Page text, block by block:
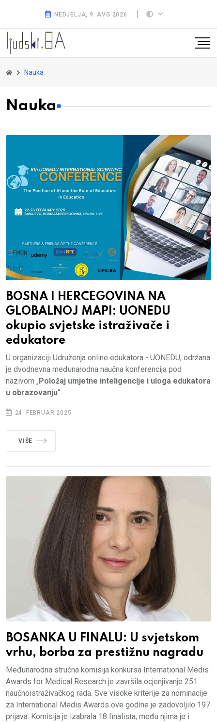
NEDJELJA, 9. AVG 2026.
Nauka
Nauka
BOSNA I HERCEGOVINA NA
GLOBALNOJ MAPI: UONEDU
okupio svjetske istraživače i
edukatore
U organizaciji Udruženja online edukatora - UONEDU, održana
je dvodnevna međunarodna naučna konferencija pod
nazivom „ Položaj umjetne inteligencije i uloga edukatora
u obrazovanju“.
24. FEBRUAR 2025.
VIŠE
BOSANKA U FINALU: U svjetskom
vrhu, borba za prestižnu nagradu
Međunarodna stručna komisija konkursa International Medis
Awards for Medical Research je završila ocjenjivanje 251
naučnoistraživačkog rada. Sve visoke kriterije za nominacije
za International Medis Awards ove godine je zadovoljilo 197
prijava. Komisija je izabrala 18 finalista; među njima je i